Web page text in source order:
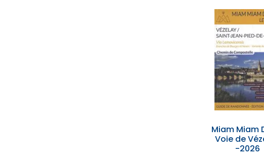
Miam Miam
Voie de
-2026